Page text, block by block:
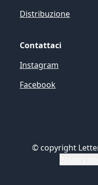
Distribuzione
Contattaci
Instagram
Facebook
© copyright